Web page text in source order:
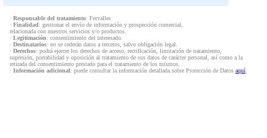
· Responsable del tratamiento: Fervalles
· Finalidad: gestionar el envío de información y prospección comercial,
relacionada con nuestros servicios y/o productos.
· Legitimación: consentimiento del interesado.
· Destinatarios: no se cederán datos a terceros, salvo obligación legal.
· Derechos: podrá ejercer los derechos de acceso, rectificación, limitación de tratamiento,
supresión, portabilidad y oposición al tratamiento de sus datos de carácter personal, así como a la
retirada del consentimiento prestado para el tratamiento de los mismos.
· Información adicional: puede consultar la información detallada sobre Protección de Datos aquí.